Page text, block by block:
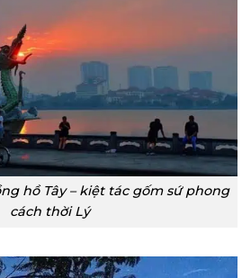
hồ Tây – kiệt tác gốm sứ phong
cách thời Lý